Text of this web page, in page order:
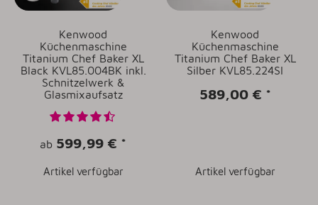
Kenwood
Küchenmaschine
Titanium Chef Baker XL
Black KVL85.004BK inkl.
Schnitzelwerk &
Glasmixaufsatz
ab 599,99 € *
Artikel verfügbar
Kenwood
Küchenmaschine
Titanium Chef Baker XL
Silber KVL85.224SI
589,00 € *
Artikel verfügbar